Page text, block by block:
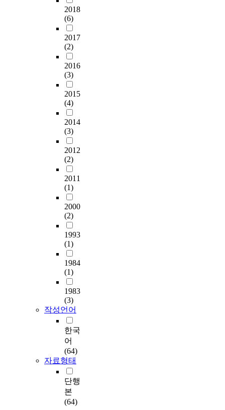
2018
(6)
2017
(2)
2016
(3)
2015
(4)
2014
(3)
2012
(2)
2011
(1)
2000
(2)
1993
(1)
1984
(1)
1983
(3)
작성언어
한국
어
(64)
자료형태
단행
본
(64)